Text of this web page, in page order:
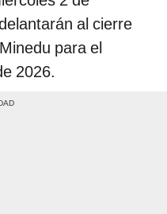
al cierre
para el
2026.